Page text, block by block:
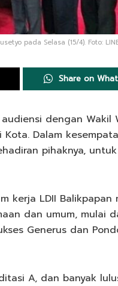
pada Selasa (15/4). Foto:
Share on
dengan Wakil
Kota. Dalam
pihaknya,
kerja LDII Balikpapan
dan umum, mulai
Generus dan
A, dan banyak